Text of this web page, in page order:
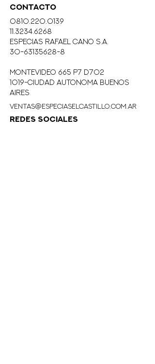
CONTACTO
0810.220.0139
11.3234.6268
eSPECIAS RAFAEL CANO S.A.
30-63135628-8
MONTEVIDEO 665 P7 D702
1019-CIUDAD AUTONOMA BUENOS
AIRES
ventas@especiaselcastillo.com.ar
REDES SOCIALES